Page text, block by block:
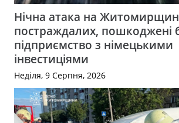
Нічна атака на
постраждалих, пошкоджені
підприємство з німецькими
інвестиціями
Неділя, 9 Серпня, 2026